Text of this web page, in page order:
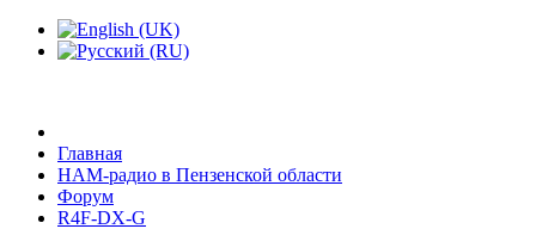
Главная
HAM-радио в Пензенской области
Форум
R4F-DX-G